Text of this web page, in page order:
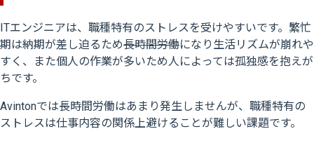
ITエンジニアは、職種特有のストレスを受けやすいです。繁忙
期は納期が差し迫るため長時間労働になり生活リズムが崩れや
すく、また個人の作業が多いため人によっては孤独感を抱えが
ちです。
Avintonでは長時間労働はあまり発生しませんが、職種特有の
ストレスは仕事内容の関係上避けることが難しい課題です。